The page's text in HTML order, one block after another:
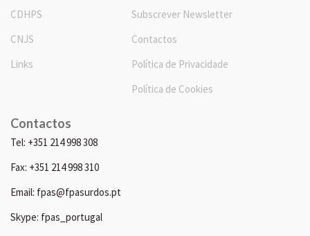
CDHPS
CNJS
Links
Subscrever Newsletter
Contactos
Política de Privacidade
Política de Cookies
Contactos
Tel: +351 214 998 308
Fax: +351 214 998 310
Email: fpas@fpasurdos.pt
Skype: fpas_portugal